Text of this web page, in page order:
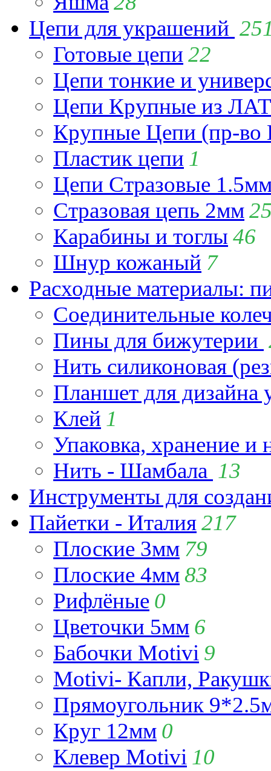
Цепи для украшений
Готовые цепи 22
Цепи тонкие и
Цепи Крупные из
Крупные Цепи (пр-во
Пластик цепи 1
Цепи Стразовые
Стразовая цепь 2мм
Карабины и тоглы 46
Шнур кожаный 7
Расходные материалы:
Соединительные
Пины для бижутерии
Нить силиконовая
Планшет для
Клей 1
Упаковка, хранение и
Нить - Шамбала 13
Инструменты для
Пайетки - Италия217
Плоские 3мм 79
Плоские 4мм83
Рифлёные 0
Цветочки 5мм 6
Бабочки Motivi 9
Motivi- Капли,
Прямоугольник
Круг 12мм 0
Клевер Motivi 10